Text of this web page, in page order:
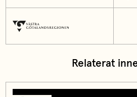
Relaterat